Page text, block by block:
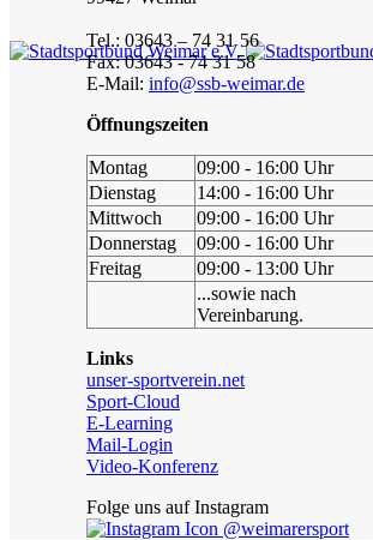
Tel.: 03643 – 74 31 56
Fax: 03643 - 74 31 58
E-Mail: info@ssb-weimar.de
Öffnungszeiten
Montag
09:00 - 16:00 Uhr
Dienstag
14:00 - 16:00 Uhr
Mittwoch
09:00 - 16:00 Uhr
Donnerstag
09:00 - 16:00 Uhr
Freitag
09:00 - 13:00 Uhr
...sowie nach
Vereinbarung.
Links
unser-sportverein.net
Sport-Cloud
E-Learning
Mail-Login
Video-Konferenz
Folge uns auf Instagram
@weimarersport